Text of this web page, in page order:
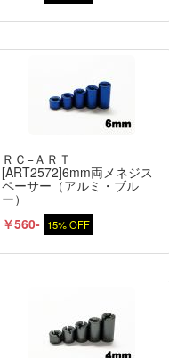
ＲＣ−ＡＲＴ
[ART2572]6mm両メネジス
ペーサー（アルミ・ブル
ー）
￥560- 15% OFF